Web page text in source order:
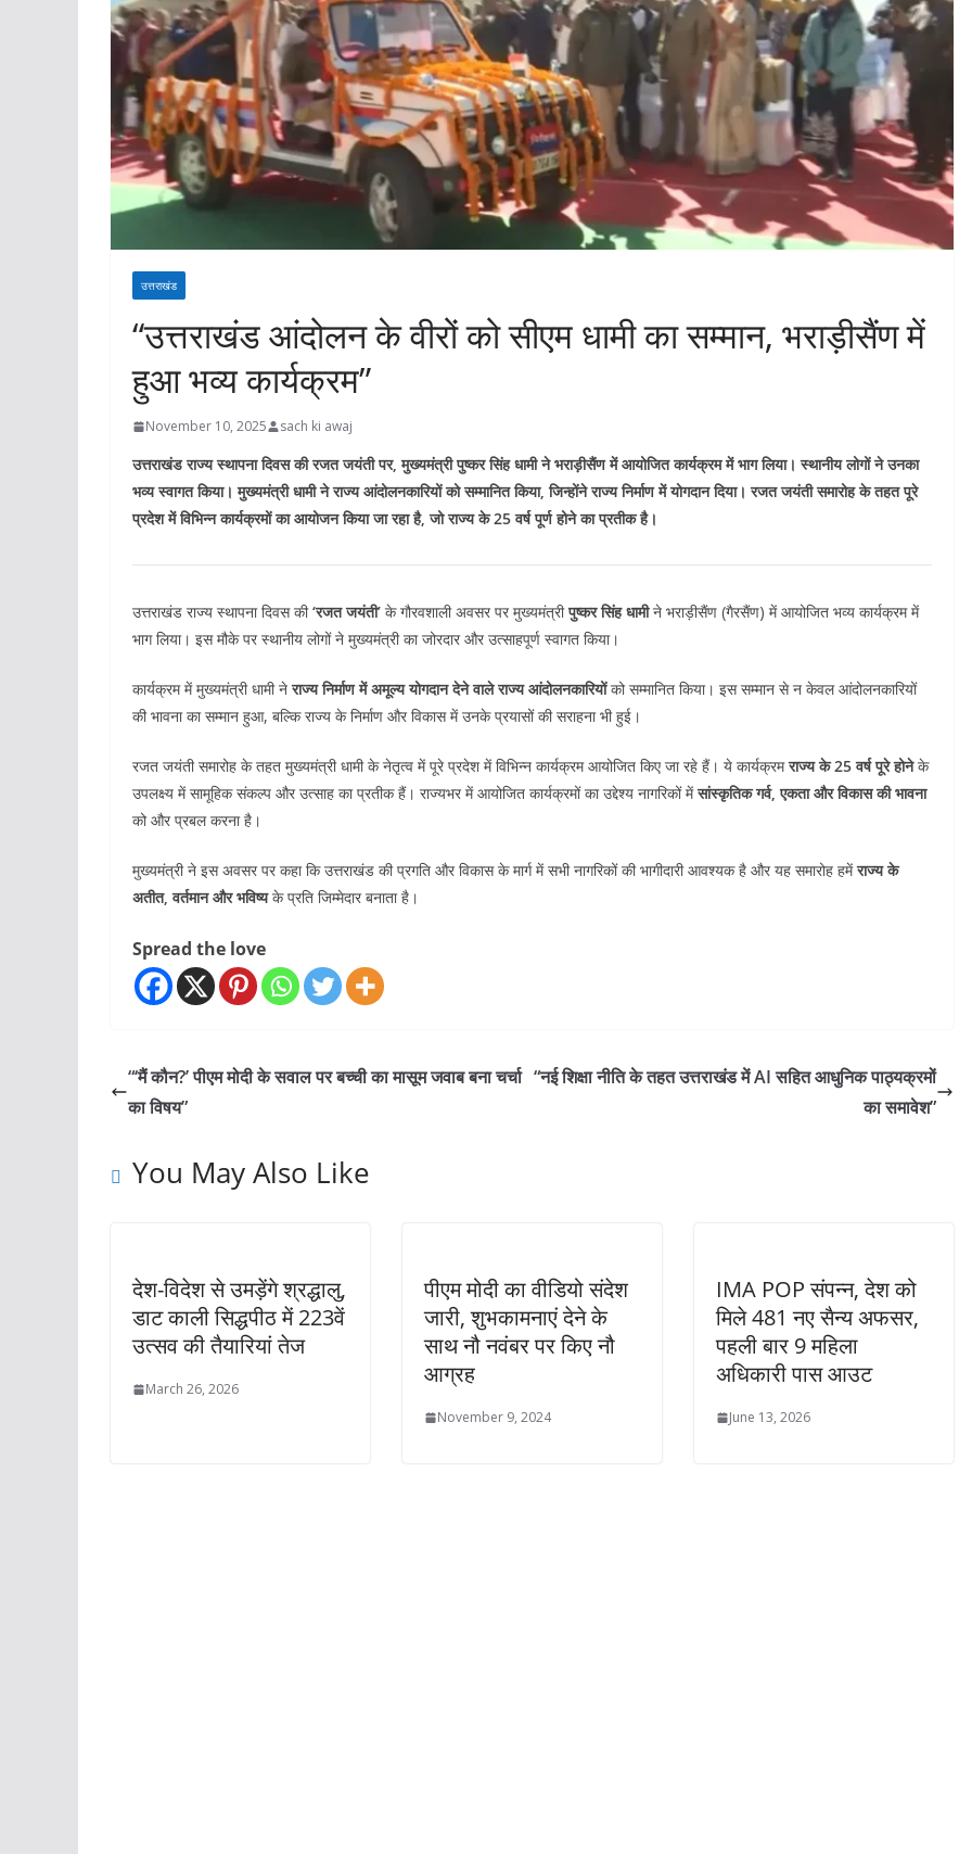
उत्तराखंड
“उत्तराखंड आंदोलन के वीरों को सीएम धामी का सम्मान, भराड़ीसैंण में
हुआ भव्य कार्यक्रम”
November 10, 2025 sach ki awaj
उत्तराखंड राज्य स्थापना दिवस की रजत जयंती पर, मुख्यमंत्री पुष्कर सिंह धामी ने भराड़ीसैंण में आयोजित कार्यक्रम में भाग लिया। स्थानीय लोगों ने उनका
भव्य स्वागत किया। मुख्यमंत्री धामी ने राज्य आंदोलनकारियों को सम्मानित किया, जिन्होंने राज्य निर्माण में योगदान दिया। रजत जयंती समारोह के तहत पूरे
प्रदेश में विभिन्न कार्यक्रमों का आयोजन किया जा रहा है, जो राज्य के 25 वर्ष पूर्ण होने का प्रतीक है।
उत्तराखंड राज्य स्थापना दिवस की‘रजत जयंती’ के गौरवशाली अवसर पर मुख्यमंत्रीपुष्कर सिंह धामीने भराड़ीसैंण (गैरसैंण) में आयोजित भव्य कार्यक्रम में
भाग लिया। इस मौके पर स्थानीय लोगों ने मुख्यमंत्री का जोरदार और उत्साहपूर्ण स्वागत किया।
कार्यक्रम में मुख्यमंत्री धामी नेराज्य निर्माण में अमूल्य योगदान देने वाले राज्य आंदोलनकारियोंको सम्मानित किया। इस सम्मान से न केवल आंदोलनकारियों
की भावना का सम्मान हुआ, बल्कि राज्य के निर्माण और विकास में उनके प्रयासों की सराहना भी हुई।
रजत जयंती समारोह के तहत मुख्यमंत्री धामी के नेतृत्व में पूरे प्रदेश में विभिन्न कार्यक्रम आयोजित किए जा रहे हैं। ये कार्यक्रमराज्य के 25 वर्ष पूरे होनेके
उपलक्ष्य में सामूहिक संकल्प और उत्साह का प्रतीक हैं। राज्यभर में आयोजित कार्यक्रमों का उद्देश्य नागरिकों मेंसांस्कृतिक गर्व, एकता और विकास की भावना
को और प्रबल करना है।
मुख्यमंत्री ने इस अवसर पर कहा कि उत्तराखंड की प्रगति और विकास के मार्ग में सभी नागरिकों की भागीदारी आवश्यक है और यह समारोह हमेंराज्य के
अतीत, वर्तमान और भविष्यके प्रति जिम्मेदार बनाता है।
Spread the love
“‘मैं कौन?’ पीएम मोदी के सवाल पर बच्ची का मासूम जवाब बना चर्चा
का विषय”
“नई शिक्षा नीति के तहत उत्तराखंड में AI सहित आधुनिक पाठ्यक्रमों
का समावेश”
You May Also Like
देश-विदेश से उमड़ेंगे श्रद्धालु,
डाट काली सिद्धपीठ में 223वें
उत्सव की तैयारियां तेज
March 26, 2026
पीएम मोदी का वीडियो संदेश
जारी, शुभकामनाएं देने के
साथ नौ नवंबर पर किए नौ
आग्रह
November 9, 2024
IMA POP संपन्न, देश को
मिले 481 नए सैन्य अफसर,
पहली बार 9 महिला
अधिकारी पास आउट
June 13, 2026